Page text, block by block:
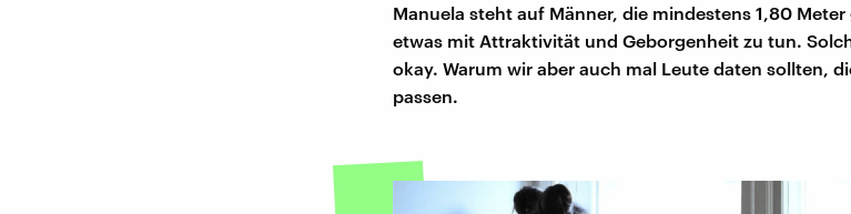
Manuela steht auf Männer, die mindestens 1,80
etwas mit Attraktivität und Geborgenheit zu tun.
okay. Warum wir aber auch mal Leute daten sollten,
passen.